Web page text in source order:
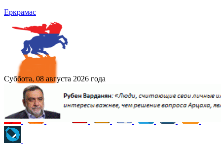
Еркрамас
Суббота, 08 августа 2026 года